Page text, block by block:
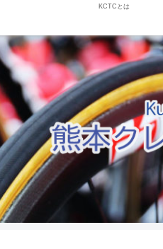
KCTCとは